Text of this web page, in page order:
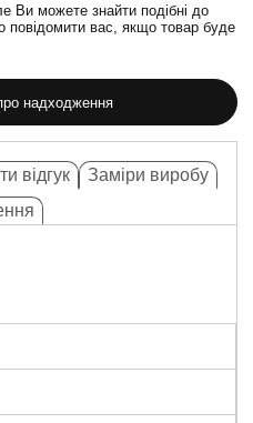
Ви можете знайти подібні до
вас, якщо товар буде
надходження
відгук
Заміри виробу